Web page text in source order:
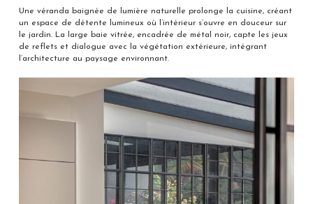
Une véranda baignée de lumière naturelle prolonge la cuisine, créant
un espace de détente lumineux où l’intérieur s’ouvre en douceur sur
le jardin. La large baie vitrée, encadrée de métal noir, capte les jeux
de reflets et dialogue avec la végétation extérieure, intégrant
l’architecture au paysage environnant.